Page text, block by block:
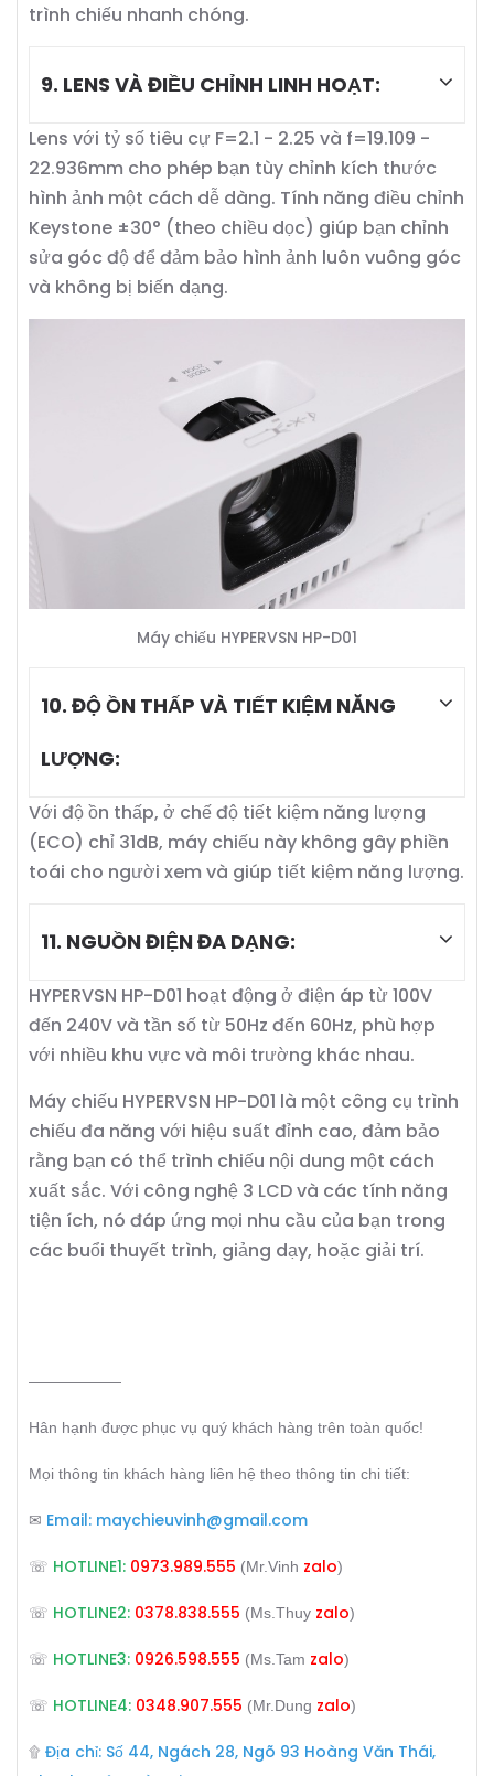
trình chiếu nhanh chóng.
9. LENS VÀ ĐIỀU CHỈNH LINH HOẠT:
Lens với tỷ số tiêu cự F=2.1 - 2.25 và f=19.109 -
22.936mm cho phép bạn tùy chỉnh kích thước
hình ảnh một cách dễ dàng. Tính năng điều chỉnh
Keystone ±30° (theo chiều dọc) giúp bạn chỉnh
sửa góc độ để đảm bảo hình ảnh luôn vuông góc
và không bị biến dạng.
Máy chiếu HYPERVSN HP-D01
10. ĐỘ ỒN THẤP VÀ TIẾT KIỆM NĂNG
LƯỢNG:
Với độ ồn thấp, ở chế độ tiết kiệm năng lượng
(ECO) chỉ 31dB, máy chiếu này không gây phiền
toái cho người xem và giúp tiết kiệm năng lượng.
11. NGUỒN ĐIỆN ĐA DẠNG:
HYPERVSN HP-D01 hoạt động ở điện áp từ 100V
đến 240V và tần số từ 50Hz đến 60Hz, phù hợp
với nhiều khu vực và môi trường khác nhau.
Máy chiếu HYPERVSN HP-D01 là một công cụ trình
chiếu đa năng với hiệu suất đỉnh cao, đảm bảo
rằng bạn có thể trình chiếu nội dung một cách
xuất sắc. Với công nghệ 3 LCD và các tính năng
tiện ích, nó đáp ứng mọi nhu cầu của bạn trong
các buổi thuyết trình, giảng dạy, hoặc giải trí.
——————
Hân hạnh được phục vụ quý khách hàng trên toàn quốc!
Mọi thông tin khách hàng liên hệ theo thông tin chi tiết:
✉ Email: maychieuvinh@gmail.com
☏ HOTLINE1: 0973.989.555 (Mr.Vinh zalo)
☏ HOTLINE2: 0378.838.555 (Ms.Thuy zalo)
☏ HOTLINE3: 0926.598.555 (Ms.Tam zalo)
☏ HOTLINE4: 0348.907.555 (Mr.Dung zalo)
۩ Địa chỉ: Số 44, Ngách 28, Ngõ 93 Hoàng Văn Thái,